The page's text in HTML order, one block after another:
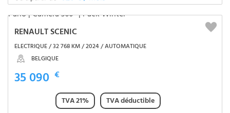
RENAULT SCENIC
ELECTRIQUE / 32 768 KM / 2024 / AUTOMATIQUE
BELGIQUE
35 090 €
TVA 21%
TVA déductible